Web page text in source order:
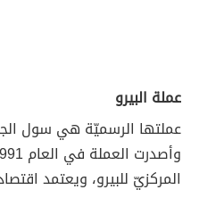
عملة البيرو
المركزيّ للبيرو، ويعتمد